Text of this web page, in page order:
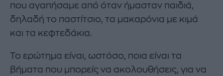
που αγαπήσαμε από όταν ήμασταν παιδιά,
δηλαδή το παστίτσιο, τα μακαρόνια με κιμά
και τα κεφτεδάκια.
Το ερώτημα είναι, ωστόσο, ποια είναι τα
βήματα που μπορείς να ακολουθήσεις, για να